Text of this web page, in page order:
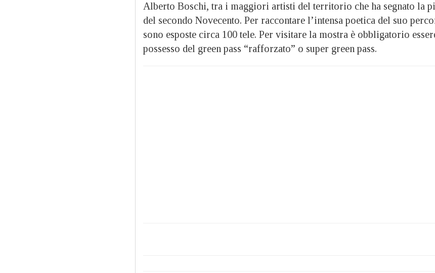
Alberto Boschi, tra i maggiori artisti del territorio che ha segnato la
del secondo Novecento. Per raccontare l’intensa poetica del suo
sono esposte circa 100 tele. Per visitare la mostra è obbligatorio
possesso del green pass “rafforzato” o super green pass.